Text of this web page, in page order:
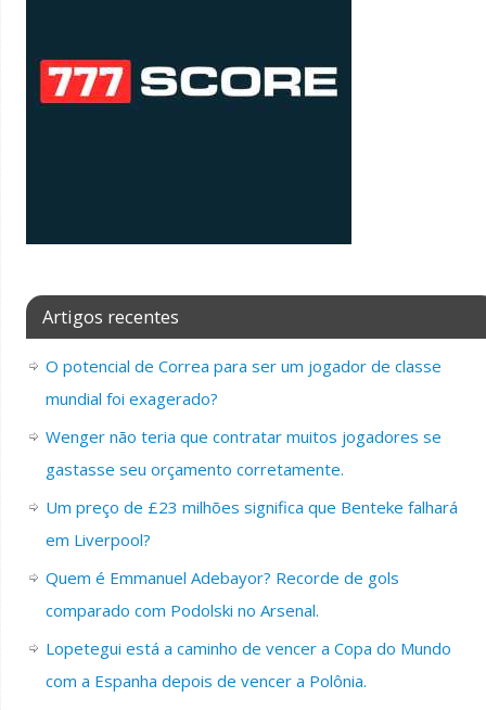
Artigos recentes
O potencial de Correa para ser um jogador de classe
mundial foi exagerado?
Wenger não teria que contratar muitos jogadores se
gastasse seu orçamento corretamente.
Um preço de £23 milhões significa que Benteke falhará
em Liverpool?
Quem é Emmanuel Adebayor? Recorde de gols
comparado com Podolski no Arsenal.
Lopetegui está a caminho de vencer a Copa do Mundo
com a Espanha depois de vencer a Polônia.